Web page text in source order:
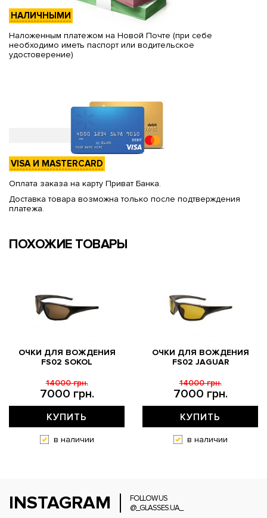
НАЛИЧНЫМИ
Наложенным платежом на Новой Почте (при себе
необходимо иметь паспорт или водительское
удостоверение)
VISA И MASTERCARD
Оплата заказа на карту Приват Банка.
Доставка товара возможна только после подтверждения
платежа.
ПОХОЖИЕ ТОВАРЫ
ОЧКИ ДЛЯ ВОЖДЕНИЯ
FS02 SOKOL
7000 грн.
14000 грн.
КУПИТЬ
в наличии
ОЧКИ ДЛЯ ВОЖДЕНИЯ
FS02 JAGUAR
7000 грн.
14000 грн.
КУПИТЬ
в наличии
INSTAGRAM
FOLLOW US
@_GLASSES.UA_